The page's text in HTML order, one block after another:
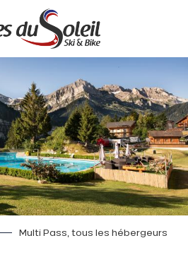
Multi Pass, tous les hébergeurs